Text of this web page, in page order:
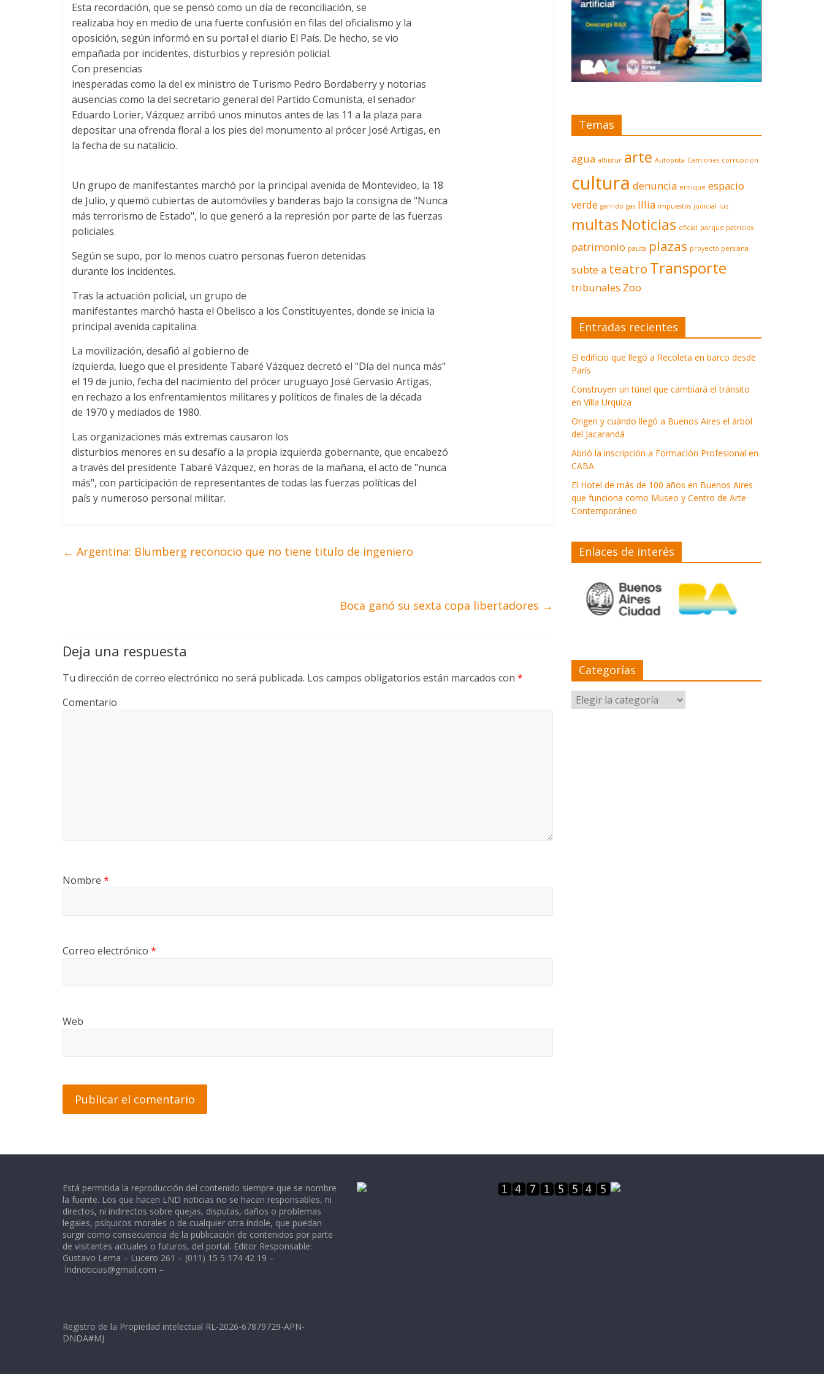
Esta recordación, que se pensó como un día de reconciliación, se
realizaba hoy en medio de una fuerte confusión en filas del oficialismo y la
oposición, según informó en su portal el diario El País. De hecho, se vio
empañada por incidentes, disturbios y represión policial.
Con presencias
inesperadas como la del ex ministro de Turismo Pedro Bordaberry y notorias
ausencias como la del secretario general del Partido Comunista, el senador
Eduardo Lorier, Vázquez arribó unos minutos antes de las 11 a la plaza para
depositar una ofrenda floral a los pies del monumento al prócer José Artigas, en
la fecha de su natalicio.
Un grupo de manifestantes marchó por la principal avenida de Montevideo, la 18
de Julio, y quemö cubiertas de automóviles y banderas bajo la consigna de "Nunca
más terrorismo de Estado", lo que generó a la represión por parte de las fuerzas
policiales.
Según se supo, por lo menos cuatro personas fueron detenidas
durante los incidentes.
Tras la actuación policial, un grupo de
manifestantes marchó hasta el Obelisco a los Constituyentes, donde se inicia la
principal avenida capitalina.
La movilización, desafió al gobierno de
izquierda, luego que el presidente Tabaré Vázquez decretó el "Día del nunca más"
el 19 de junio, fecha del nacimiento del prócer uruguayo José Gervasio Artigas,
en rechazo a los enfrentamientos militares y políticos de finales de la década
de 1970 y mediados de 1980.
Las organizaciones más extremas causaron los
disturbios menores en su desafío a la propia izquierda gobernante, que encabezó
a través del presidente Tabaré Vázquez, en horas de la mañana, el acto de "nunca
más", con participación de representantes de todas las fuerzas políticas del
país y numeroso personal militar.
← Argentina: Blumberg reconocio que no tiene titulo de ingeniero
Boca ganó su sexta copa libertadores →
Deja una respuesta
Tu dirección de correo electrónico no será publicada. Los campos obligatorios están marcados con *
Comentario
Nombre *
Correo electrónico *
Web
Temas
agua albistur arte Autopista Camiones corrupción
cultura denuncia enrique espacio
verde garrido gas Illia impuestos judicial luz
multas Noticias oficial parque patricios
patrimonio pauta plazas proyecto persiana
subte a teatro Transporte
tribunales Zoo
Entradas recientes
El edificio que llegó a Recoleta en barco desde
París
Construyen un túnel que cambiará el tránsito
en Villa Urquiza
Origen y cuándo llegó a Buenos Aires el árbol
del Jacarandá
Abrió la inscripción a Formación Profesional en
CABA
El Hotel de más de 100 años en Buenos Aires
que funciona como Museo y Centro de Arte
Contemporáneo
Enlaces de interés
Categorías
Categorías
Está permitida la reproducción del contenido siempre que se nombre
la fuente. Los que hacen LND noticias no se hacen responsables, ni
directos, ni indirectos sobre quejas, disputas, daños o problemas
legales, psíquicos morales o de cualquier otra índole, que puedan
surgir como consecuencia de la publicación de contenidos por parte
de visitantes actuales o futuros, del portal. Editor Responsable:
Gustavo Lema – Lucero 261 – (011) 15 5 174 42 19 –
lndnoticias@gmail.com –
Registro de la Propiedad intelectual RL-2026-67879729-APN-
DNDA#MJ